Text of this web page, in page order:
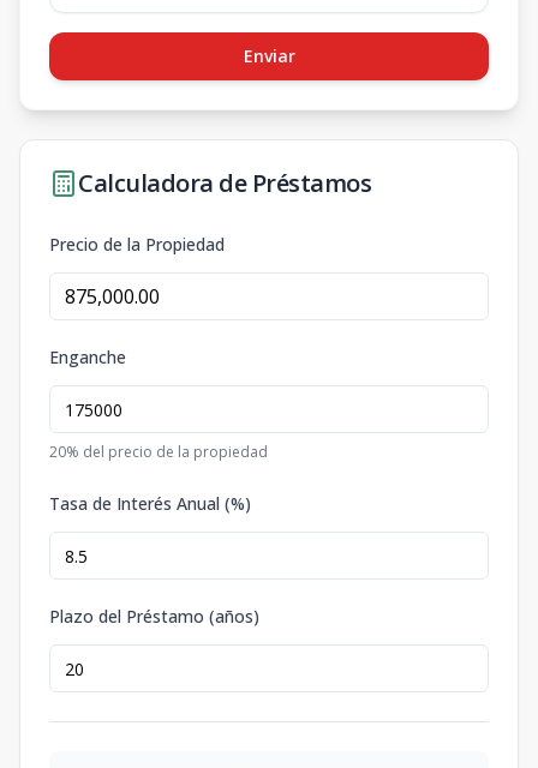
Enviar
Calculadora de Préstamos
Precio de la Propiedad
Enganche
20% del precio de la propiedad
Tasa de Interés Anual (%)
Plazo del Préstamo (años)